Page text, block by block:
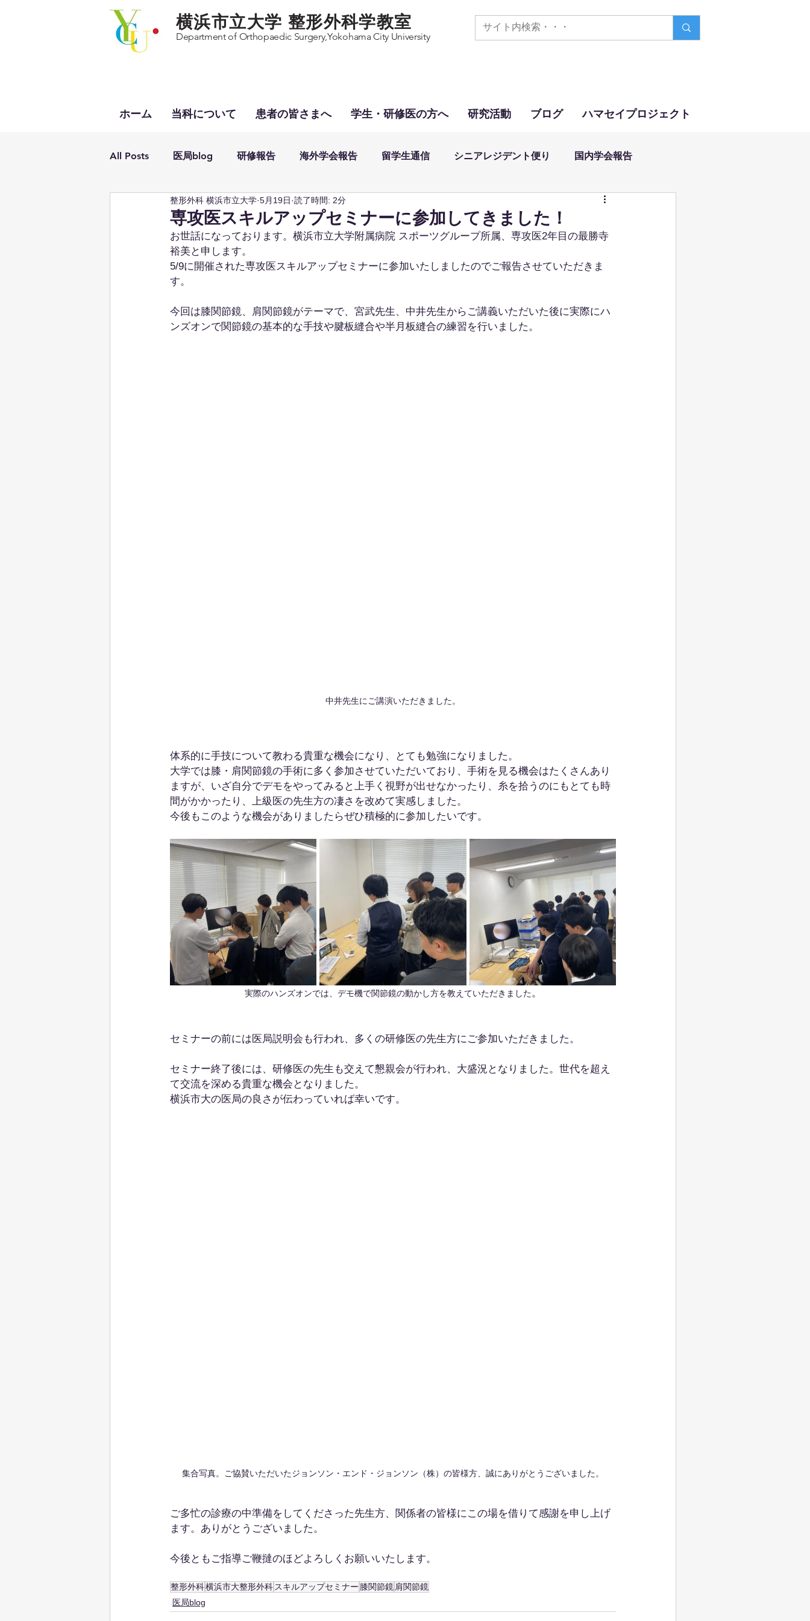
横浜市立大学 整形外科学教室
Department of Orthopaedic Surgery,Yokohama City University
ホーム 当科について 患者の皆さまへ 学生・研修医の方へ 研究活動 ブログ ハマセイプロジェクト
All Posts 医局blog 研修報告 海外学会報告 留学生通信 シニアレジデント便り 国内学会報告
受賞報告
専攻医スキルアップセミナーに参加してきました！
整形外科 横浜市立大学 5月19日 読了時間: 2分
お世話になっております。横浜市立大学附属病院 スポーツグループ所属、専攻医2年目の最勝寺
裕美と申します。
5/9に開催された専攻医スキルアップセミナーに参加いたしましたのでご報告させていただきま
す。
今回は膝関節鏡、肩関節鏡がテーマで、宮武先生、中井先生からご講義いただいた後に実際にハ
ンズオンで関節鏡の基本的な手技や腱板縫合や半月板縫合の練習を行いました。
中井先生にご講演いただきました。
体系的に手技について教わる貴重な機会になり、とても勉強になりました。
大学では膝・肩関節鏡の手術に多く参加させていただいており、手術を見る機会はたくさんあり
ますが、いざ自分でデモをやってみると上手く視野が出せなかったり、糸を拾うのにもとても時
間がかかったり、上級医の先生方の凄さを改めて実感しました。
今後もこのような機会がありましたらぜひ積極的に参加したいです。
実際のハンズオンでは、デモ機で関節鏡の動かし方を教えていただきました。
セミナーの前には医局説明会も行われ、多くの研修医の先生方にご参加いただきました。
セミナー終了後には、研修医の先生も交えて懇親会が行われ、大盛況となりました。世代を超え
て交流を深める貴重な機会となりました。
横浜市大の医局の良さが伝わっていれば幸いです。
集合写真。ご協賛いただいたジョンソン・エンド・ジョンソン（株）の皆様方、誠にありがとうございました。
ご多忙の診療の中準備をしてくださった先生方、関係者の皆様にこの場を借りて感謝を申し上げ
ます。ありがとうございました。
今後ともご指導ご鞭撻のほどよろしくお願いいたします。
整形外科横浜市大整形外科スキルアップセミナー 膝関節鏡肩関節鏡
医局blog